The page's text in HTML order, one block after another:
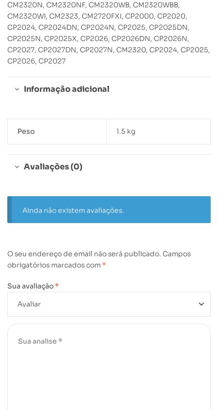
CM2320N, CM2320NF, CM2320WB, CM2320WBB,
CM2320WI, CM2323, CM2720FXI, CP2000, CP2020,
CP2024, CP2024DN, CP2024N, CP2025, CP2025DN,
CP2025N, CP2025X, CP2026, CP2026DN, CP2026N,
CP2027, CP2027DN, CP2027N, CM2320, CP2024, CP2025,
CP2026, CP2027
Informação adicional
Peso 1.5 kg
Avaliações (0)
Ainda não existem avaliações.
O seu endereço de email não será publicado. Campos
obrigatórios marcados com *
Sua avaliação *